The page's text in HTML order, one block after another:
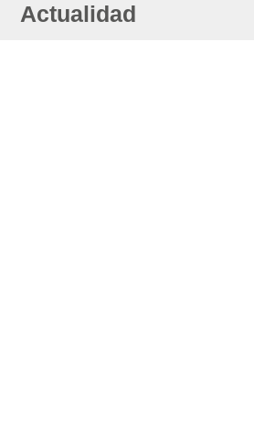
Actualidad